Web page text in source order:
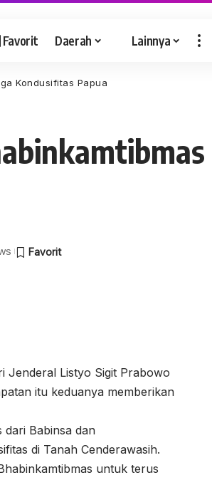
Favorit Daerah Lainnya
Kondusifitas Papua
Jenderal Listyo Sigit Prabowo
itu keduanya memberikan
dari Babinsa dan
di Tanah Cenderawasih.
untuk terus